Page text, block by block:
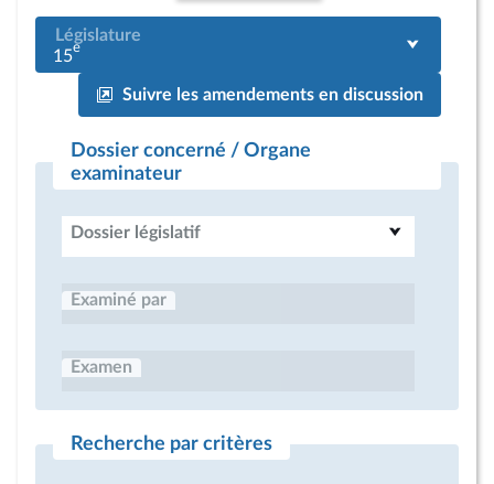
Législature
15e
Suivre les amendements en discussion
Dossier concerné / Organe
examinateur
Dossier législatif
Examiné par
Examen
Recherche par critères